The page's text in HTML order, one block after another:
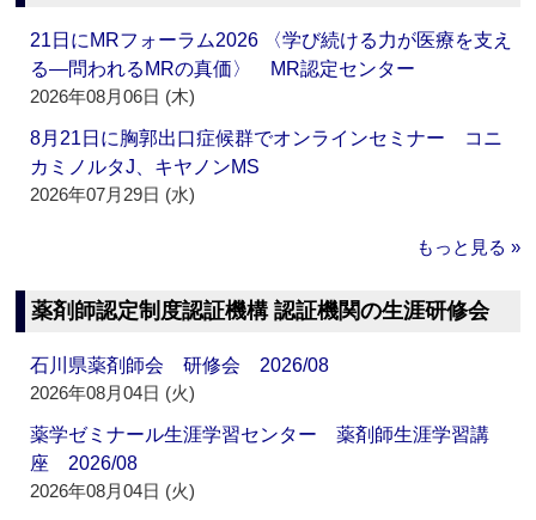
21日にMRフォーラム2026 〈学び続ける力が医療を支え
る―問われるMRの真価〉 MR認定センター
2026年08月06日 (木)
8月21日に胸郭出口症候群でオンラインセミナー コニ
カミノルタJ、キヤノンMS
2026年07月29日 (水)
もっと見る »
薬剤師認定制度認証機構 認証機関の生涯研修会
石川県薬剤師会 研修会 2026/08
2026年08月04日 (火)
薬学ゼミナール生涯学習センター 薬剤師生涯学習講
座 2026/08
2026年08月04日 (火)